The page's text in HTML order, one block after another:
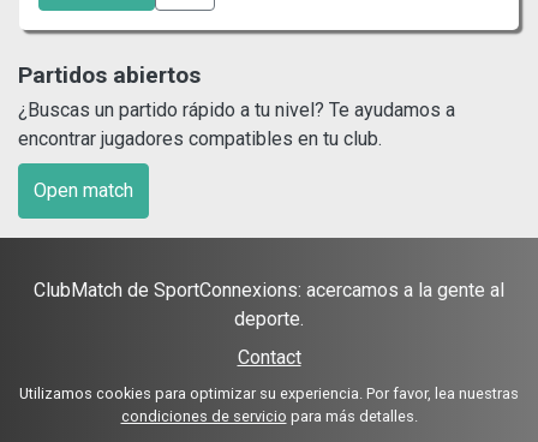
Partidos abiertos
¿Buscas un partido rápido a tu nivel? Te ayudamos a
encontrar jugadores compatibles en tu club.
Open match
ClubMatch de SportConnexions: acercamos a la gente al
deporte.
Contact
Utilizamos cookies para optimizar su experiencia. Por favor, lea nuestras
condiciones de servicio para más detalles.